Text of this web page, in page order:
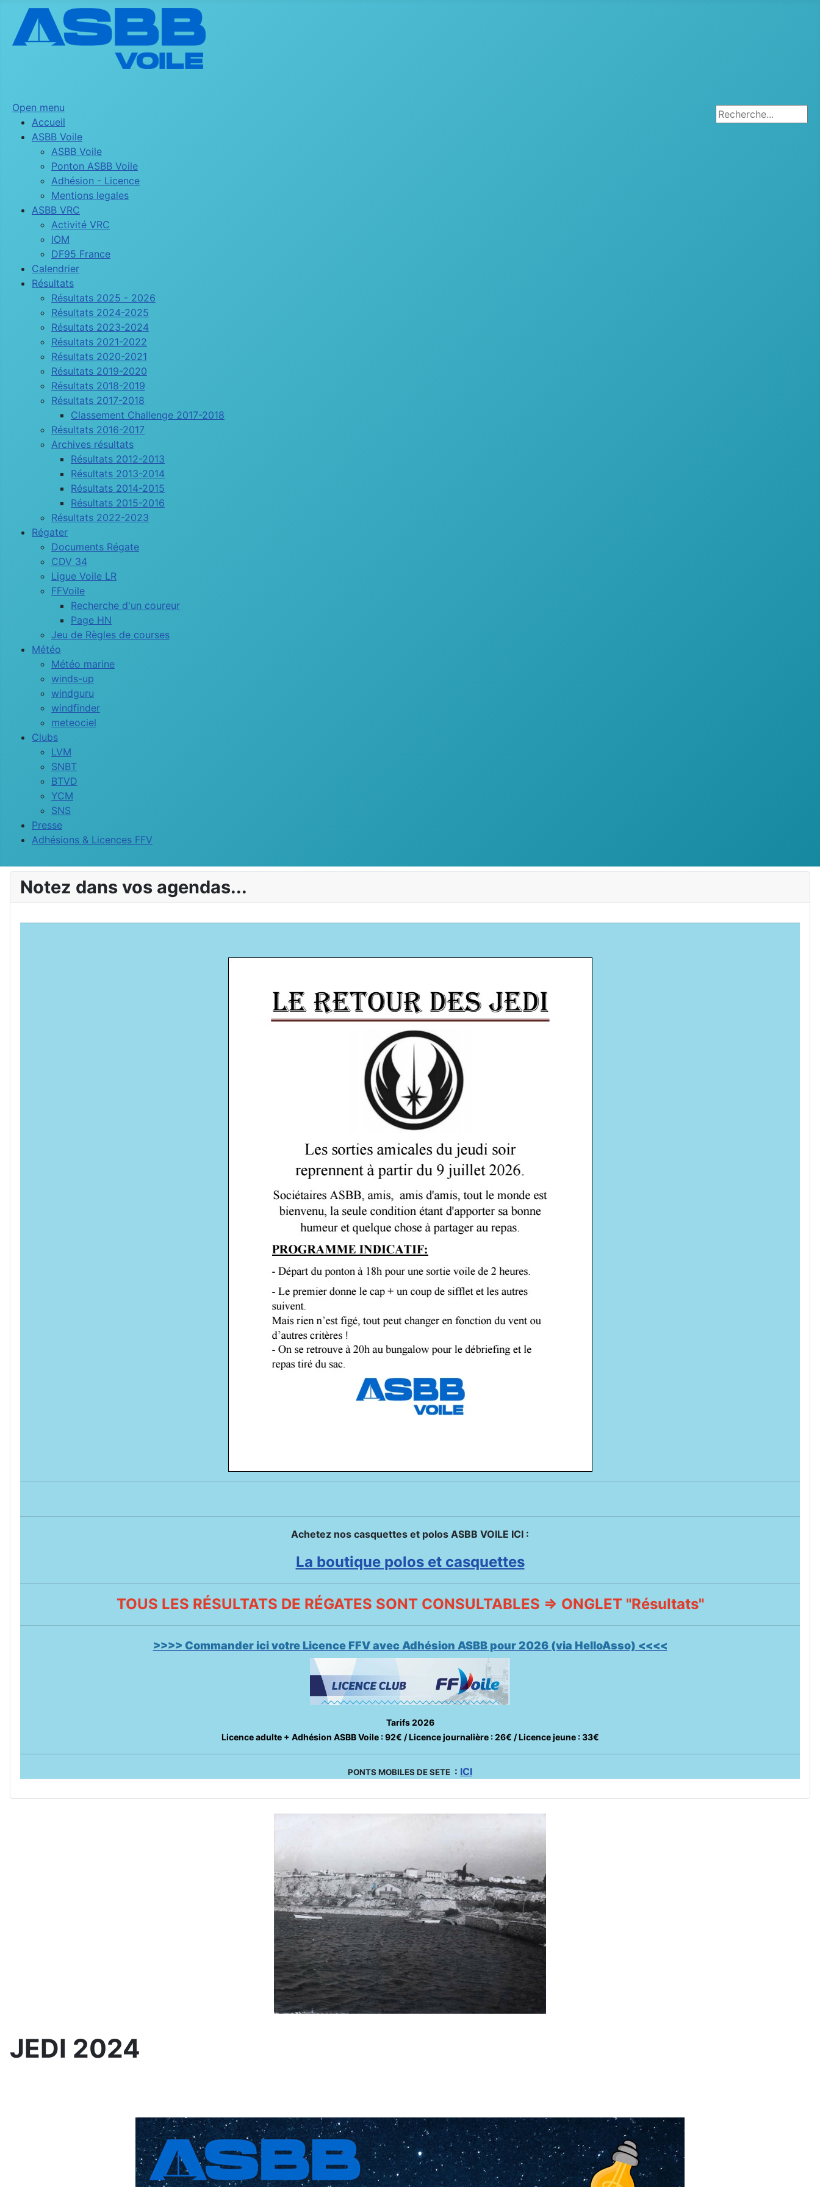
Open menu
Accueil
ASBB Voile
ASBB Voile
Ponton ASBB Voile
Adhésion - Licence
Mentions legales
ASBB VRC
Activité VRC
IOM
DF95 France
Calendrier
Résultats
Résultats 2025 - 2026
Résultats 2024-2025
Résultats 2023-2024
Résultats 2021-2022
Résultats 2020-2021
Résultats 2019-2020
Résultats 2018-2019
Résultats 2017-2018
Classement Challenge 2017-2018
Résultats 2016-2017
Archives résultats
Résultats 2012-2013
Résultats 2013-2014
Résultats 2014-2015
Résultats 2015-2016
Résultats 2022-2023
Régater
Documents Régate
CDV 34
Ligue Voile LR
FFVoile
Recherche d'un coureur
Page HN
Jeu de Règles de courses
Météo
Météo marine
winds-up
windguru
windfinder
meteociel
Clubs
LVM
SNBT
BTVD
YCM
SNS
Presse
Adhésions & Licences FFV
Rechercher
Notez dans vos agendas...
Achetez nos casquettes et polos ASBB VOILE ICI :
La boutique polos et casquettes
TOUS LES RÉSULTATS DE RÉGATES SONT CONSULTABLES => ONGLET "Résultats"
>>>> Commander ici votre Licence FFV avec Adhésion ASBB pour 2026 (via HelloAsso) <<<<
Tarifs 2026
Licence adulte + Adhésion ASBB Voile : 92€ / Licence journalière : 26€ / Licence jeune : 33€
PONTS MOBILES DE SETE : ICI
JEDI 2024